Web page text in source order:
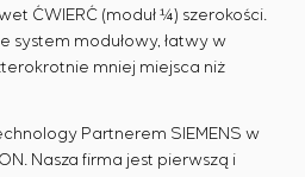
ĆWIERĆ (moduł ¼) szerokości.
system modułowy, łatwy w
mniej miejsca niż
Partnerem SIEMENS w
Nasza firma jest pierwszą i